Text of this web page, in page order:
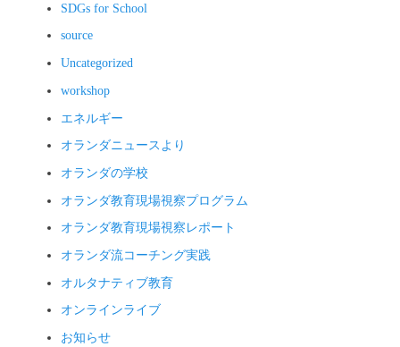
SDGs for School
source
Uncategorized
workshop
エネルギー
オランダニュースより
オランダの学校
オランダ教育現場視察プログラム
オランダ教育現場視察レポート
オランダ流コーチング実践
オルタナティブ教育
オンラインライブ
お知らせ